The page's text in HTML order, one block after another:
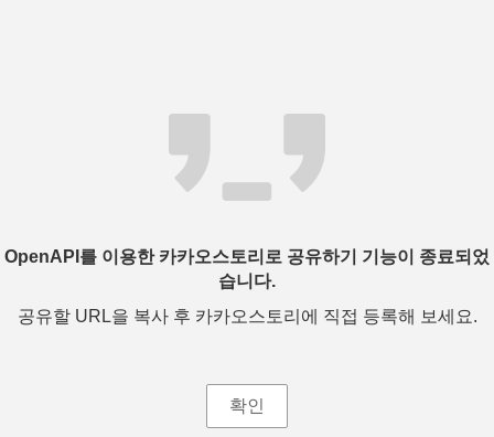
OpenAPI를 이용한 카카오스토리로 공유하기 기능이 종료되었
습니다.
공유할 URL을 복사 후 카카오스토리에 직접 등록해 보세요.
확인